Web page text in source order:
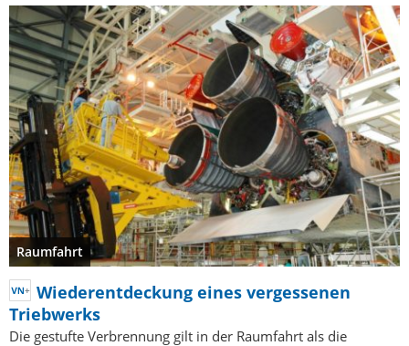
Raumfahrt
Wiederentdeckung eines vergessenen
Triebwerks
Die gestufte Verbrennung gilt in der Raumfahrt als die